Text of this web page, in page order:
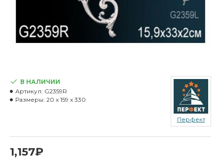
1,157₽
В НАЛИЧИИ
Артикул: G2359R
Размеры: 20 x 159 x 330
Перфект